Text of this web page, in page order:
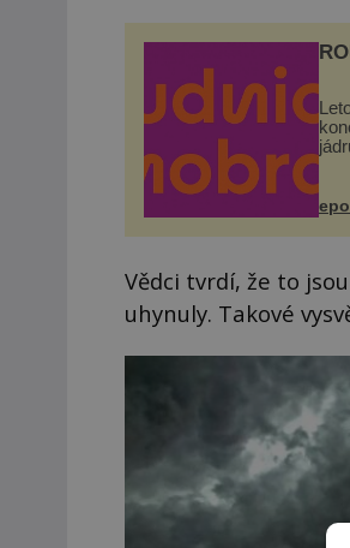
Vědci tvrdí, že to
uhynuly. Takové